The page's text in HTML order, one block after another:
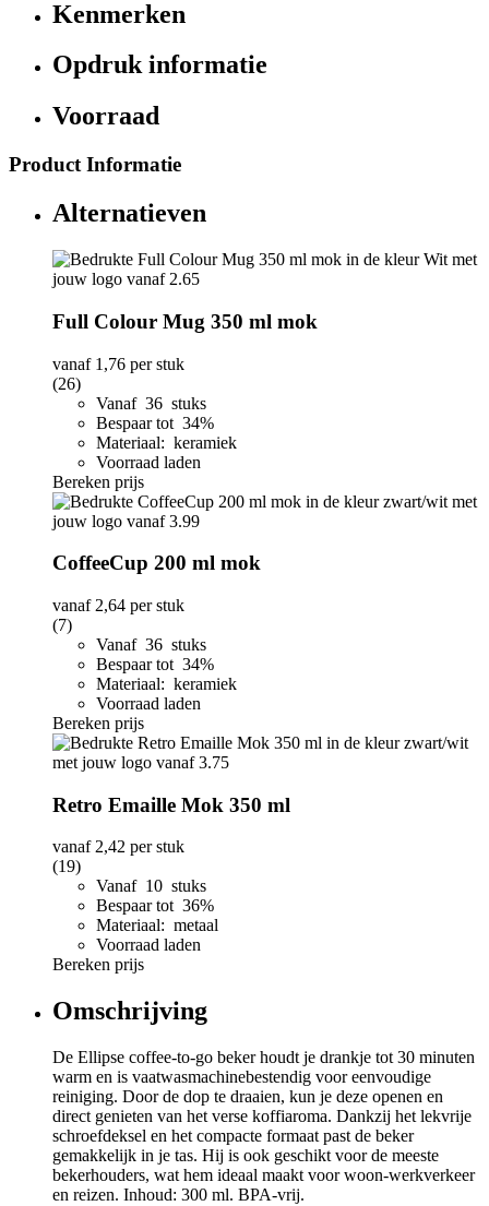
Kenmerken
Opdruk informatie
Voorraad
Product Informatie
Alternatieven
Full Colour Mug 350 ml mok
vanaf 1,76 per stuk
(26)
Vanaf 36 stuks
Bespaar tot 34%
Materiaal: keramiek
Voorraad laden
Bereken prijs
CoffeeCup 200 ml mok
vanaf 2,64 per stuk
(7)
Vanaf 36 stuks
Bespaar tot 34%
Materiaal: keramiek
Voorraad laden
Bereken prijs
Retro Emaille Mok 350 ml
vanaf 2,42 per stuk
(19)
Vanaf 10 stuks
Bespaar tot 36%
Materiaal: metaal
Voorraad laden
Bereken prijs
Omschrijving
De Ellipse coffee-to-go beker houdt je drankje tot 30 minuten
warm en is vaatwasmachinebestendig voor eenvoudige
reiniging. Door de dop te draaien, kun je deze openen en
direct genieten van het verse koffiaroma. Dankzij het lekvrije
schroefdeksel en het compacte formaat past de beker
gemakkelijk in je tas. Hij is ook geschikt voor de meeste
bekerhouders, wat hem ideaal maakt voor woon-werkverkeer
en reizen. Inhoud: 300 ml. BPA-vrij.